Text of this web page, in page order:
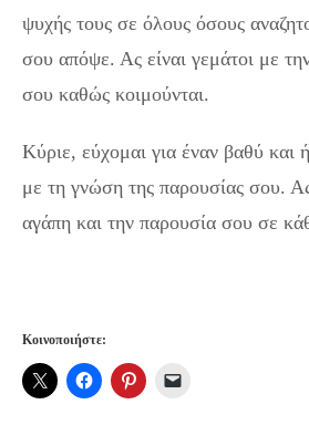
ψυχής τους σε όλους όσους
σου απόψε. Ας είναι γεμάτοι με
σου καθώς κοιμούνται.
Κύριε, εύχομαι για έναν βαθύ και
με τη γνώση της παρουσίας σου.
αγάπη και την παρουσία σου σε
Κοινοποιήστε: